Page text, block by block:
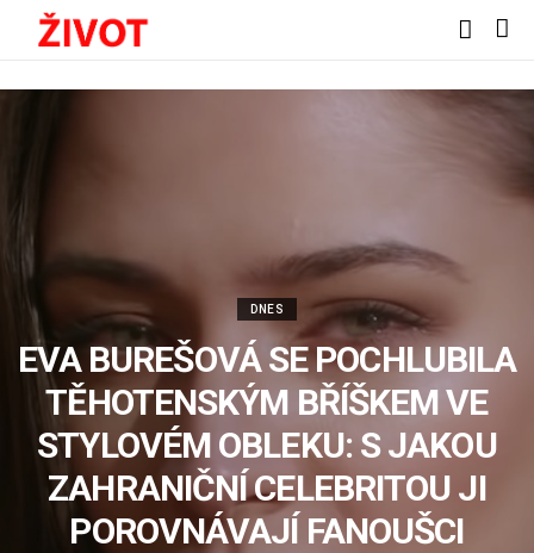
DNES
EVA BUREŠOVÁ SE POCHLUBILA
TĚHOTENSKÝM BŘÍŠKEM VE
STYLOVÉM OBLEKU: S JAKOU
ZAHRANIČNÍ CELEBRITOU JI
POROVNÁVAJÍ FANOUŠCI